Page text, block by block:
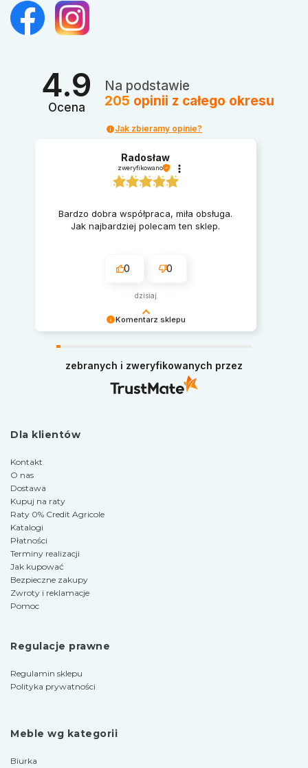
4.9
Ocena
Na podstawie
205 opinii z całego okresu
Jak zbieramy opinie?
Komentarz sklepu
w naszym sklepie.
Radosław
zweryfikowano
Bardzo dobra współpraca, miła obsługa.
Jak najbardziej polecam ten sklep.
0 0
dzisiaj
zebranych i zweryfikowanych przez
Dla klientów
Kontakt
O nas
Dostawa
Kupuj na raty
Raty 0% Credit Agricole
Katalogi
Płatności
Terminy realizacji
Jak kupować
Bezpieczne zakupy
Zwroty i reklamacje
Pomoc
Regulacje prawne
Regulamin sklepu
Polityka prywatności
Meble wg kategorii
Biurka